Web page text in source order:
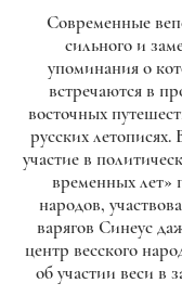
Современные
сильного и
упоминания о
встречаются в
восточных
русских
участие в
временных лет»
народов,
варягов Синеус
центр весского
об участии веси в